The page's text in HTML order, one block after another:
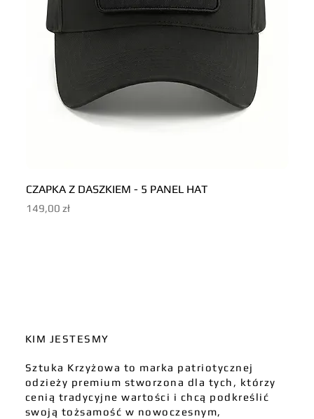
CZAPKA Z DASZKIEM - 5 PANEL HAT
Cena
149,00 zł
KIM JESTESMY
Sztuka Krzyżowa to marka patriotycznej
odzieży premium stworzona dla tych, którzy
cenią tradycyjne wartości i chcą podkreślić
swoją tożsamość w nowoczesnym,